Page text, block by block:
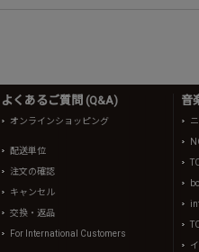
よくあるご質問 (Q&A)
オンラインショッピング
配送単位
注文の確認
キャンセル
交換・返品
For International Customers
音